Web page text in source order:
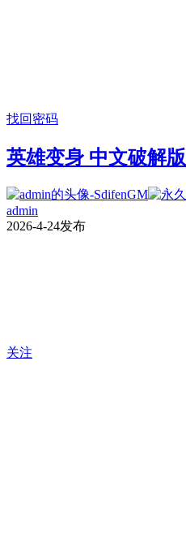
找回密码
英雄变身 中文破解版
admin
2026-4-24发布
关注